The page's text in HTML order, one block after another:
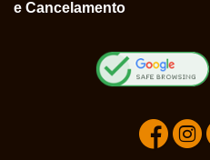
e Cancelamento